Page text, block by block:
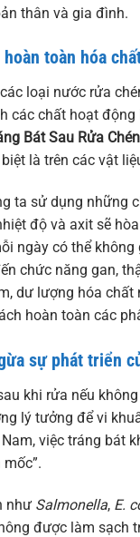
thân và gia đình.
hoàn toàn hóa
loại nước rửa
các chất hoạt
Bát Sau Rửa
là trên các vật
ta sử dụng những
độ và axit sẽ
ngày có thể
chức năng gan,
dư lượng hóa
hoàn toàn các
sự phát triển
khi rửa nếu
lý tưởng để vi
việc tráng bát
mốc”.
như Salmonella, E.
được làm sạch